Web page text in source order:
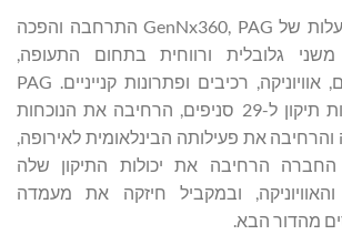
במהלך תקופת הבעלות של GenNx360, PAG התרחבה והפכה
גלובלית ורווחית בתחום התעופה,
המתמקדת במנועים, אוויוניקה, רכיבים ופתרונות קנייניים. PAG
צמחה מתשע תחנות תיקון ל-29 סניפים, הרחיבה את הנוכחות
את פעילותה הבינלאומית לאירופה,
החברה הרחיבה את יכולות התיקון שלה
ובמקביל חיזקה את מעמדה
מהדור הבא.